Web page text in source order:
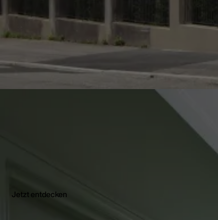
Historische Eleganz
Jetzt entdecken